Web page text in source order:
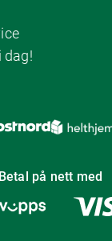
dag!
Betal på nett med